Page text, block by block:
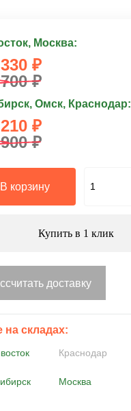
Москва:
₽
₽
Омск, Краснодар:
₽
₽
В корзину
Купить в 1 клик
доставку
на складах:
Краснодар
Москва